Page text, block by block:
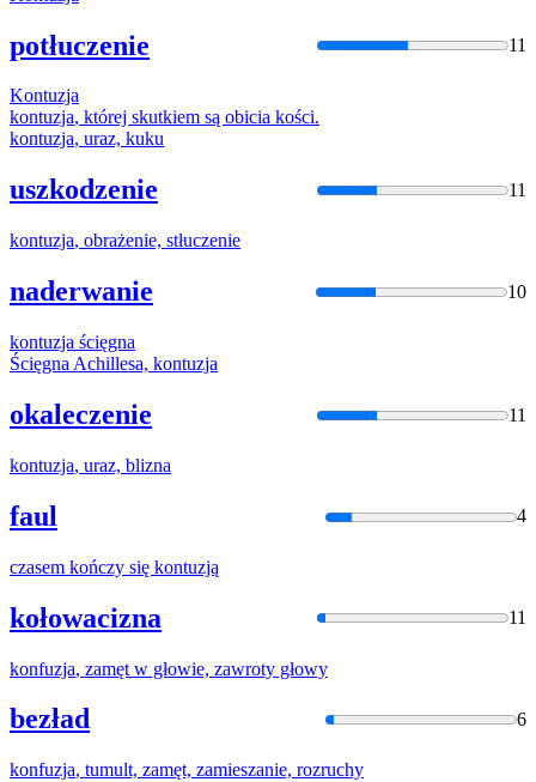
potłuczenie 11
Kontuzja
kontuzja, której skutkiem są obicia kości.
kontuzja, uraz, kuku
uszkodzenie 11
kontuzja, obrażenie, stłuczenie
naderwanie 10
kontuzja ścięgna
Ścięgna Achillesa, kontuzja
okaleczenie 11
kontuzja, uraz, blizna
faul 4
czasem kończy się kontuzją
kołowacizna 11
konfuzja, zamęt w głowie, zawroty głowy
bezład 6
konfuzja, tumult, zamęt, zamieszanie, rozruchy